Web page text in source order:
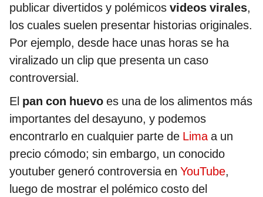
publicar divertidos y polémicos videos virales,
los cuales suelen presentar historias originales.
Por ejemplo, desde hace unas horas se ha
viralizado un clip que presenta un caso
controversial.
El pan con huevo es una de los alimentos más
importantes del desayuno, y podemos
encontrarlo en cualquier parte de Limaa un
precio cómodo; sin embargo, un conocido
youtuber generó controversia en YouTube,
luego de mostrar el polémico costo del